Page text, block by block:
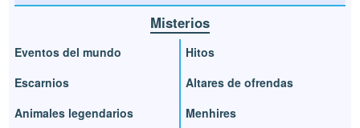
Misterios
Eventos del mundo
Escarnios
Animales legendarios
Hitos
Altares de ofrendas
Menhires